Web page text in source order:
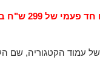
של 299 ש"ח בלבד
עמוד הקטגוריה, שם